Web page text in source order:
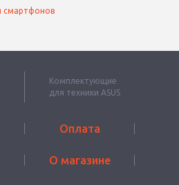
смартфонов
Комплектующие
для техники ASUS
Оплата
О магазине